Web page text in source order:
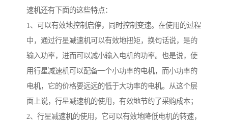
速机还有下面的这些特点：
1、可以有效地控制启停，同时控制变速。在使用的过程
中，通过行星减速机可以有效地扭矩，换句话说，是的
输入功率，进而可以减小输入电机的功率。也是说，使
用行星减速机可以配备一个小功率的电机，而小功率的
电机，它的价格要远远的低于大功率的电机。从这个层
面上说，行星减速机的使用，有效地节约了采购成本；
2、行星减速机的使用，它可以有效地降低电机的转速，